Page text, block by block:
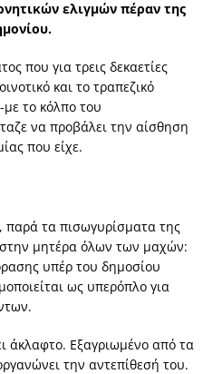
ελιγμών πέραν της
που για τρεις δεκαετίες
και το τραπεζικό
με το κόλπο του
να προβάλει την αίσθηση
που είχε.
παρά τα πισωγυρίσματα της
μητέρα όλων των μαχών:
υπέρ του δημοσίου
ως υπερόπλο για
άκλαφτο. Εξαγριωμένο από τα
την αντεπίθεσή του.